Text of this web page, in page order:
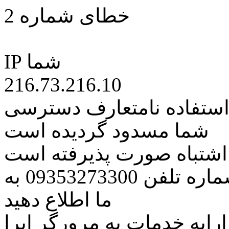
خطای شماره 2
IP شما
216.73.216.10
نامتعارف دسترسی
شما مسدود گردیده است
اشتباه صورت پذیرفته است
مراتب این مسئله را از طریق شماره تلفن 09353273300 به
ما اطلاع دهید
خدمات به مرورگر اپرا